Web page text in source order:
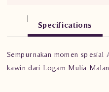
Specifications
Sempurnakan momen spesial
kawin dari Logam Mulia